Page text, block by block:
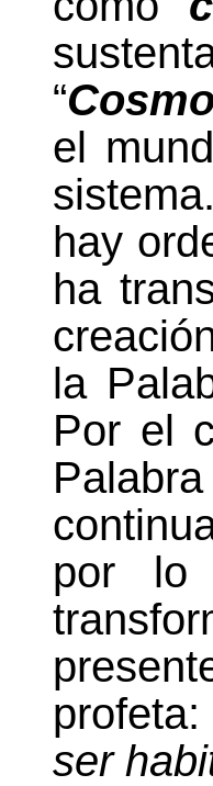
“
el
hay
ha
la
Por el
Palabra
por lo
profeta:
ser